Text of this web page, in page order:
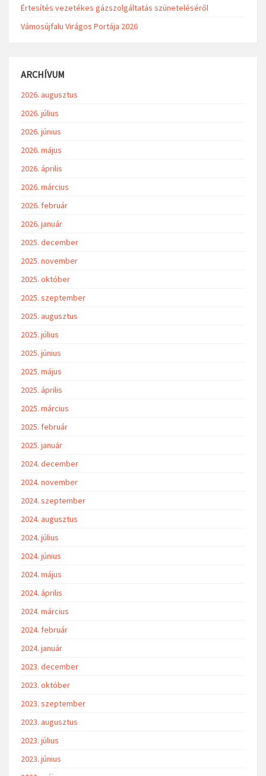
Értesítés vezetékes gázszolgáltatás szüneteléséről
Vámosújfalu Virágos Portája 2026
ARCHÍVUM
2026. augusztus
2026. július
2026. június
2026. május
2026. április
2026. március
2026. február
2026. január
2025. december
2025. november
2025. október
2025. szeptember
2025. augusztus
2025. július
2025. június
2025. május
2025. április
2025. március
2025. február
2025. január
2024. december
2024. november
2024. szeptember
2024. augusztus
2024. július
2024. június
2024. május
2024. április
2024. március
2024. február
2024. január
2023. december
2023. október
2023. szeptember
2023. augusztus
2023. július
2023. június